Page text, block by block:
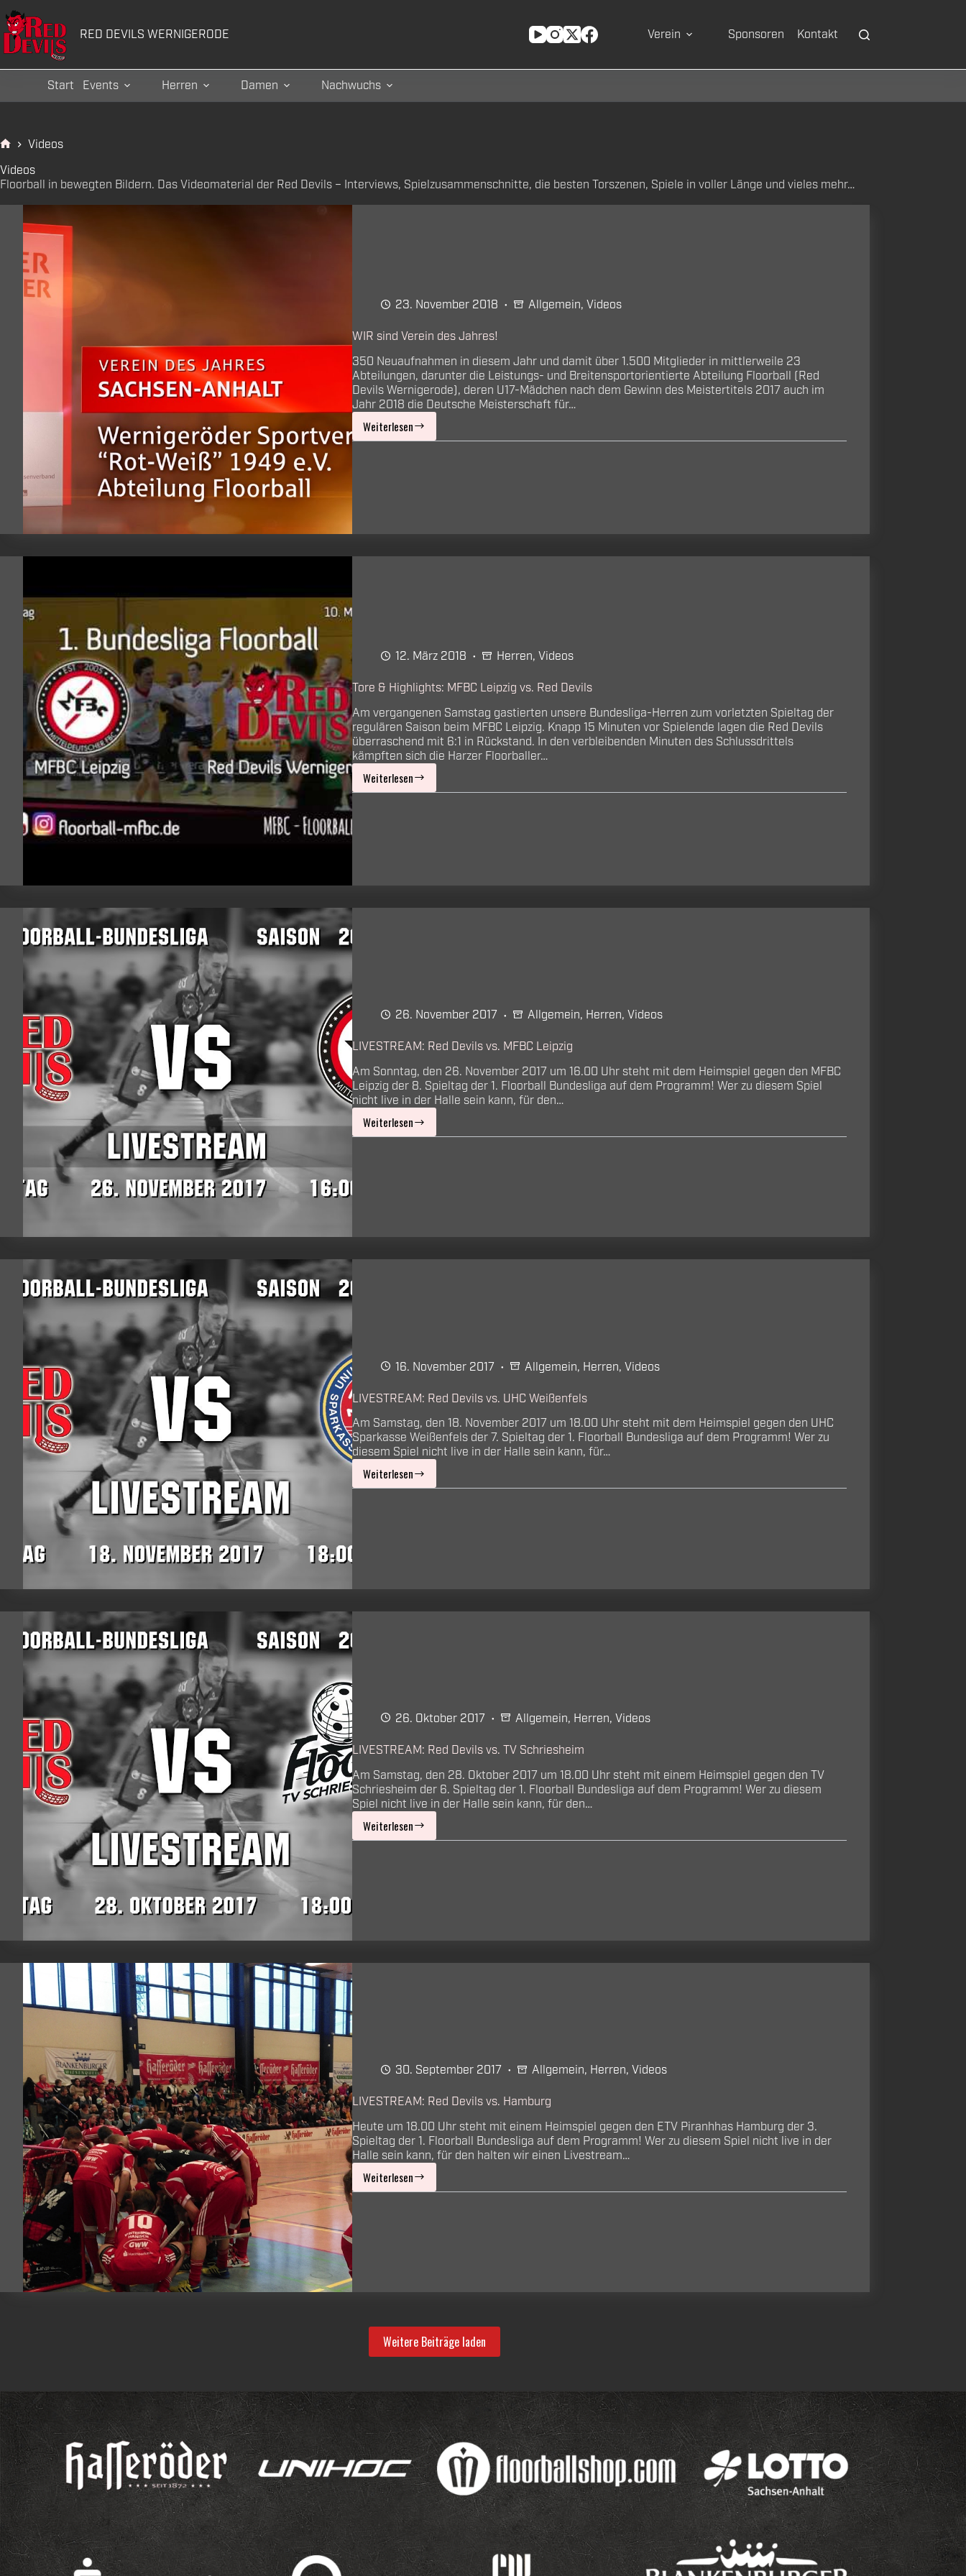
Zum
Inhalt
springen
RED DEVILS WERNIGERODE Verein Sponsoren Kontakt
Start Events Herren Damen Nachwuchs
Videos
Videos
Floorball in bewegten Bildern. Das Videomaterial der Red Devils – Interviews, Spielzusammenschnitte, die besten Torszenen, Spiele in voller Länge und vieles mehr…
23. November 2018 Allgemein,Videos
WIR sind Verein des Jahres!
350 Neuaufnahmen in diesem Jahr und damit über 1.500 Mitglieder in mittlerweile 23
Abteilungen, darunter die Leistungs- und Breitensportorientierte Abteilung Floorball (Red
Devils Wernigerode), deren U17-Mädchen nach dem Gewinn des Meistertitels 2017 auch im
Jahr 2018 die Deutsche Meisterschaft für…
Weiterlesen
WIR
12. März 2018 Herren,Videos
Tore & Highlights: MFBC Leipzig vs. Red Devils
Am vergangenen Samstag gastierten unsere Bundesliga-Herren zum vorletzten Spieltag der
regulären Saison beim MFBC Leipzig. Knapp 15 Minuten vor Spielende lagen die Red Devils
überraschend mit 6:1 in Rückstand. In den verbleibenden Minuten des Schlussdrittels
kämpften sich die Harzer Floorballer…
Weiterlesen
Tore
26. November 2017 Allgemein, Herren,Videos
LIVESTREAM: Red Devils vs. MFBC Leipzig
Am Sonntag, den 26. November 2017 um 16.00 Uhr steht mit dem Heimspiel gegen den MFBC
Leipzig der 8. Spieltag der 1. Floorball Bundesliga auf dem Programm! Wer zu diesem Spiel
nicht live in der Halle sein kann, für den…
Weiterlesen
LIVESTREAM:
Leipzig
16. November 2017 Allgemein, Herren,Videos
LIVESTREAM: Red Devils vs. UHC Weißenfels
Am Samstag, den 18. November 2017 um 18.00 Uhr steht mit dem Heimspiel gegen den UHC
Sparkasse Weißenfels der 7. Spieltag der 1. Floorball Bundesliga auf dem Programm! Wer zu
diesem Spiel nicht live in der Halle sein kann, für…
Weiterlesen
LIVESTREAM:
Weißenfels
26. Oktober 2017 Allgemein, Herren,Videos
LIVESTREAM: Red Devils vs. TV Schriesheim
Am Samstag, den 28. Oktober 2017 um 18.00 Uhr steht mit einem Heimspiel gegen den TV
Schriesheim der 6. Spieltag der 1. Floorball Bundesliga auf dem Programm! Wer zu diesem
Spiel nicht live in der Halle sein kann, für den…
Weiterlesen
LIVESTREAM:
Schriesheim
30. September 2017 Allgemein, Herren,Videos
LIVESTREAM: Red Devils vs. Hamburg
Heute um 18.00 Uhr steht mit einem Heimspiel gegen den ETV Piranhhas Hamburg der 3.
Spieltag der 1. Floorball Bundesliga auf dem Programm! Wer zu diesem Spiel nicht live in der
Halle sein kann, für den halten wir einen Livestream…
Weiterlesen
LIVESTREAM:
Weitere Beiträge laden